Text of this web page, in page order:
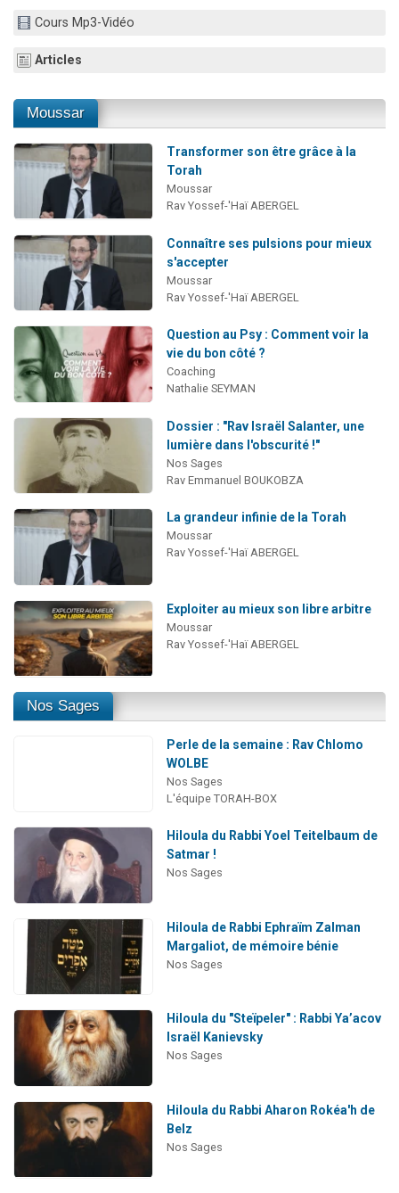
Cours Mp3-Vidéo
Articles
Moussar
Transformer son être grâce à la
Torah
Moussar
Rav Yossef-'Haï ABERGEL
Connaître ses pulsions pour mieux
s'accepter
Moussar
Rav Yossef-'Haï ABERGEL
Question au Psy : Comment voir la
vie du bon côté ?
Coaching
Nathalie SEYMAN
Dossier : "Rav Israël Salanter, une
lumière dans l'obscurité !"
Nos Sages
Rav Emmanuel BOUKOBZA
La grandeur infinie de la Torah
Moussar
Rav Yossef-'Haï ABERGEL
Exploiter au mieux son libre arbitre
Moussar
Rav Yossef-'Haï ABERGEL
Nos Sages
Perle de la semaine : Rav Chlomo
WOLBE
Nos Sages
L'équipe TORAH-BOX
Hiloula du Rabbi Yoel Teitelbaum de
Satmar !
Nos Sages
Hiloula de Rabbi Ephraïm Zalman
Margaliot, de mémoire bénie
Nos Sages
Hiloula du "Steïpeler" : Rabbi Ya’acov
Israël Kanievsky
Nos Sages
Hiloula du Rabbi Aharon Rokéa'h de
Belz
Nos Sages